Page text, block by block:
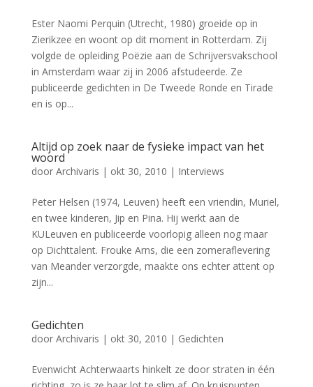
Ester Naomi Perquin (Utrecht, 1980) groeide op in
Zierikzee en woont op dit moment in Rotterdam. Zij
volgde de opleiding Poëzie aan de Schrijversvakschool
in Amsterdam waar zij in 2006 afstudeerde. Ze
publiceerde gedichten in De Tweede Ronde en Tirade
en is op...
Altijd op zoek naar de fysieke impact van het
woord
door Archivaris | okt 30, 2010 | Interviews
Peter Helsen (1974, Leuven) heeft een vriendin, Muriel,
en twee kinderen, Jip en Pina. Hij werkt aan de
KULeuven en publiceerde voorlopig alleen nog maar
op Dichttalent. Frouke Arns, die een zomeraflevering
van Meander verzorgde, maakte ons echter attent op
zijn...
Gedichten
door Archivaris | okt 30, 2010 | Gedichten
Evenwicht Achterwaarts hinkelt ze door straten in één